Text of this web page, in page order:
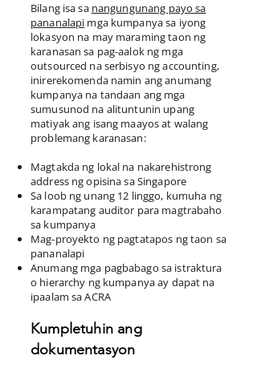
Bilang isa sa nangungunang payo sa
pananalapi mga kumpanya sa iyong
lokasyon na may maraming taon ng
karanasan sa pag-aalok ng mga
outsourced na serbisyo ng accounting,
inirerekomenda namin ang anumang
kumpanya na tandaan ang mga
sumusunod na alituntunin upang
matiyak ang isang maayos at walang
problemang karanasan:
Magtakda ng lokal na nakarehistrong
address ng opisina sa Singapore
Sa loob ng unang 12 linggo, kumuha ng
karampatang auditor para magtrabaho
sa kumpanya
Mag-proyekto ng pagtatapos ng taon sa
pananalapi
Anumang mga pagbabago sa istraktura
o hierarchy ng kumpanya ay dapat na
ipaalam sa ACRA
Kumpletuhin ang
dokumentasyon